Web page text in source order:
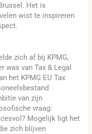
Het is
wist te inspireren
zich af bij KPMG,
was van Tax & Legal
het KPMG EU Tax
van zijn
vraag:
Mogelijk ligt het
zich blijven